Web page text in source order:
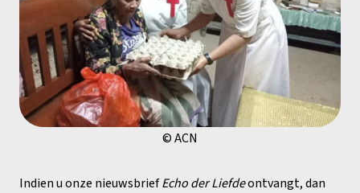
© ACN
Indien u onze nieuwsbriefEcho der Liefdeontvangt, dan